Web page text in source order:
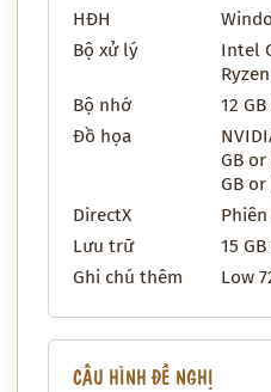
HĐH
Bộ xử lý
Intel
Bộ nhớ
12 GB
Đồ họa
GB or
GB
DirectX
Phiên
Lưu trữ
15
Ghi chú thêm
Low
CẤU HÌNH ĐỀ NGHỊ